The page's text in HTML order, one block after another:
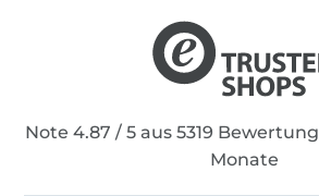
Note 4.87 / 5 aus 5319
Monate